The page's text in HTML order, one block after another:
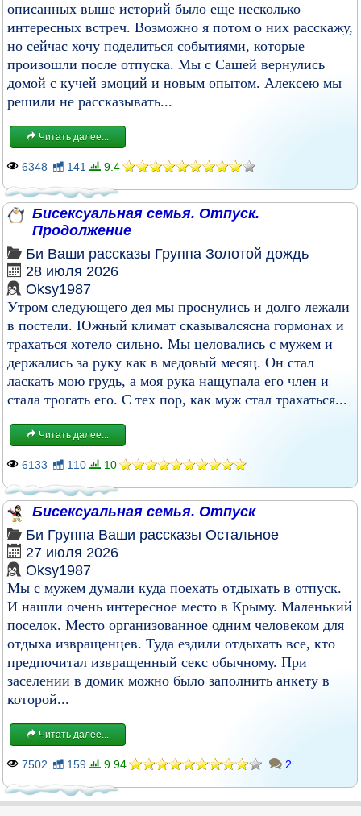
описанных выше историй было еще несколько
интересных встреч. Возможно я потом о них расскажу,
но сейчас хочу поделиться событиями, которые
произошли после отпуска. Мы с Сашей вернулись
домой с кучей эмоций и новым опытом. Алексею мы
решили не рассказывать...
Читать далее...
6348 141 9.4
Бисексуальная семья. Отпуск.
Продолжение
Би Ваши рассказы Группа Золотой дождь
28 июля 2026
Oksy1987
Утром следующего дея мы проснулись и долго лежали
в постели. Южный климат сказывалсясна гормонах и
трахаться хотело сильно. Мы целовались с мужем и
держались за руку как в медовый месяц. Он стал
ласкать мою грудь, а моя рука нащупала его член и
стала трогать его. С тех пор, как муж стал трахаться...
Читать далее...
6133 110 10
Бисексуальная семья. Отпуск
Би Группа Ваши рассказы Остальное
27 июля 2026
Oksy1987
Мы с мужем думали куда поехать отдыхать в отпуск.
И нашли очень интересное место в Крыму. Маленький
поселок. Место организованное одним человеком для
отдыха извращенцев. Туда ездили отдыхать все, кто
предпочитал извращенный секс обычному. При
заселении в домик можно было заполнить анкету в
которой...
Читать далее...
7502 159 9.94 2